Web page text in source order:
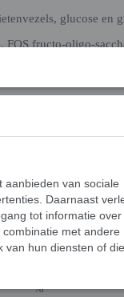
glucose en
FOS fructo-oligo-
%
%
%
%
%
aanbieden van sociale
Daarnaast
tot informatie over
met andere
van hun diensten of